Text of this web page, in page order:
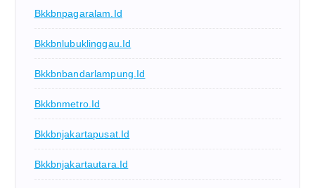
Bkkbnpagaralam.id
Bkkbnlubuklinggau.id
Bkkbnbandarlampung.id
Bkkbnmetro.id
Bkkbnjakartapusat.id
Bkkbnjakartautara.id